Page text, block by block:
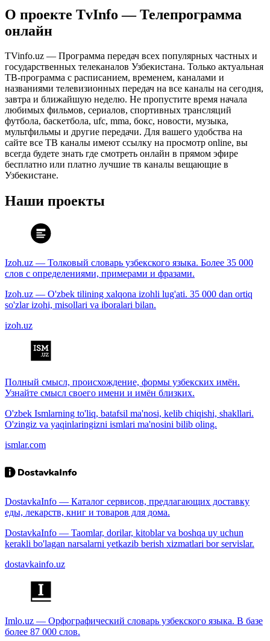
О проекте TvInfo — Телепрограмма
онлайн
TVinfo.uz — Программа передач всех популярных частных и
государственных телеканалов Узбекистана. Только актуальная
ТВ-программа с расписанием, временем, каналами и
названиями телевизионных передач на все каналы на сегодня,
завтра и ближайшую неделю. Не пропустите время начала
любимых фильмов, сериалов, спортивных трансляций
футбола, баскетбола, ufc, mma, бокс, новости, музыка,
мультфильмы и другие передачи. Для вашего удобства на
сайте все ТВ каналы имеют ссылку на просмотр online, вы
всегда будете знать где смотреть онлайн в прямом эфире
бесплатно или платно лучшие тв каналы вещающие в
Узбекистане.
Наши проекты
Izoh.uz — Толковый словарь узбекского языка. Более 35 000
слов с определениями, примерами и фразами.
Izoh.uz — O'zbek tilining xalqona izohli lug'ati. 35 000 dan ortiq
so'zlar izohi, misollari va iboralari bilan.
izoh.uz
Полный смысл, происхождение, формы узбекских имён.
Узнайте смысл своего имени и имён близких.
O'zbek Ismlarning to'liq, batafsil ma'nosi, kelib chiqishi, shakllari.
O'zingiz va yaqinlaringizni ismlari ma'nosini bilib oling.
ismlar.com
DostavkaInfo — Каталог сервисов, предлагающих доставку
еды, лекарств, книг и товаров для дома.
DostavkaInfo — Taomlar, dorilar, kitoblar va boshqa uy uchun
kerakli bo'lagan narsalarni yetkazib berish xizmatlari bor servislar.
dostavkainfo.uz
Imlo.uz — Орфографический словарь узбекского языка. В базе
более 87 000 слов.